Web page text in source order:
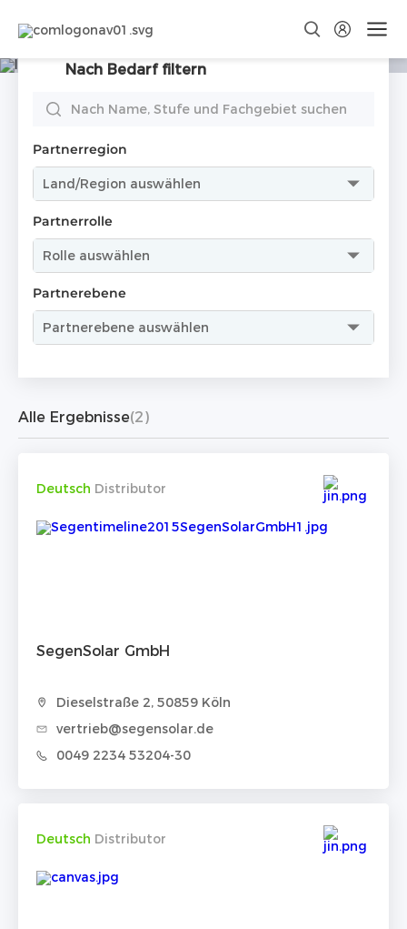
Zusammen gestalten wir die
uns gemeinsam proﬁtieren!
Nach Bedarf filtern
Partnerregion
Partnerrolle
Partnerebene
Alle Ergebnisse(2)
Deutsch Distributor
SegenSolar GmbH
Dieselstraße 2, 50859 Köln
vertrieb@segensolar.de
0049 2234 53204-30
Deutsch Distributor